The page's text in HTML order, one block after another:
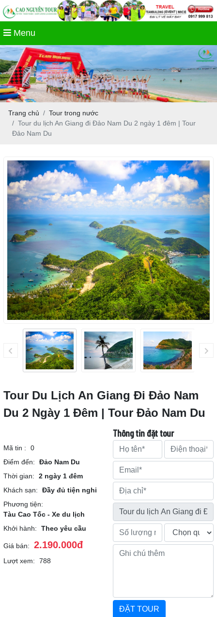
Menu
Trang chủ
Tour trong nước
Tour du lịch An Giang đi Đảo Nam Du 2 ngày 1 đêm | Tour
Đảo Nam Du
Tour Du Lịch An Giang Đi Đảo Nam
Du 2 Ngày 1 Đêm | Tour Đảo Nam Du
Mã tin :
0
Điểm đến:
Đảo Nam Du
Thời gian:
2 ngày 1 đêm
Khách sạn:
Đầy đủ tiện nghi
Phương tiện:
Tàu Cao Tốc - Xe du lịch
Khởi hành:
Theo yêu cầu
Giá bán: 2.190.000đ
Lượt xem: 788
Thông tin đặt tour